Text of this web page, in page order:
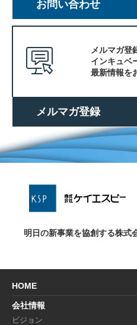
お問い合わせ
メルマガ登
インキュベ
最新情報を
メルマガ登録
明日の新事業を協創する株式
HOME
会社情報
ビジョン